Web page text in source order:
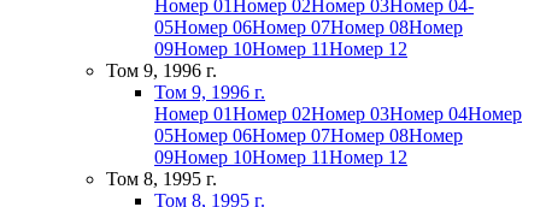
Номер 01Номер 02Номер 03Номер 04-
05Номер 06Номер 07Номер 08Номер
09Номер 10Номер 11Номер 12
Том 9, 1996 г.
Том 9, 1996 г.
Номер 01Номер 02Номер 03Номер 04Номер
05Номер 06Номер 07Номер 08Номер
09Номер 10Номер 11Номер 12
Том 8, 1995 г.
Том 8, 1995 г.